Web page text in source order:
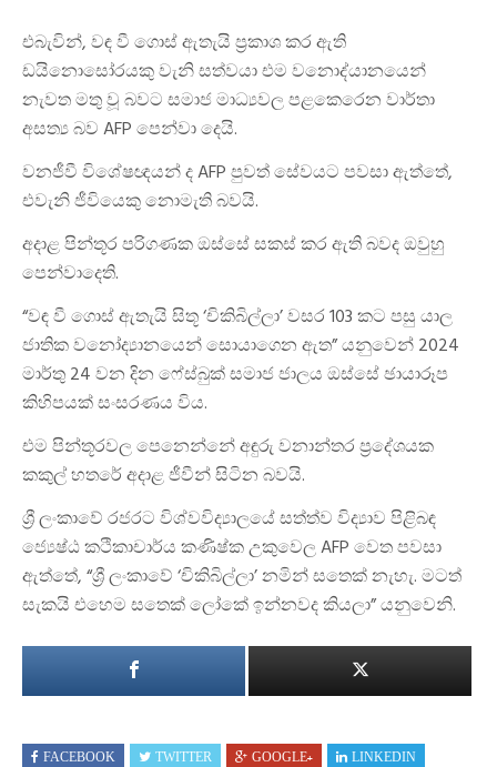
එබැවින්, වඳ වී ගොස් ඇතැයි ප්‍රකාශ කර ඇති
ඩයිනොසෝරයකු වැනි සත්වයා එම වනොද්යානයෙන්
නැවත මතු වූ බවට සමාජ මාධ්‍යවල පළකෙරෙන වාර්තා
අසත්‍ය බව AFP පෙන්වා දෙයි.
වනජීවී විශේෂඥයන් ද AFP පුවත් සේවයට පවසා ඇත්තේ,
එවැනි ජීවියෙකු නොමැති බවයි.
අදාළ පින්තූර පරිගණක ඔස්සේ සකස් කර ඇති බවද ඔවුහු
පෙන්වාදෙති.
“වඳ වී ගොස් ඇතැයි සිතූ ‘චිකිබිල්ලා’ වසර 103 කට පසු යාල
ජාතික වනෝද්‍යානයෙන් සොයාගෙන ඇත” යනුවෙන් 2024
මාර්තු 24 වන දින ෆේස්බුක් සමාජ ජාලය ඔස්සේ ඡායාරූප
කිහිපයක් සංසරණය විය.
එම පින්තූරවල පෙනෙන්නේ අඳුරු වනාන්තර ප්‍රදේශයක
කකුල් හතරේ අදාළ ජීවීන් සිටින බවයි.
ශ්‍රී ලංකාවේ රජරට විශ්වවිද්‍යාලයේ සත්ත්ව විද්‍යාව පිළිබඳ
ජ්‍යෙෂ්ඨ කථිකාචාර්ය කණිෂ්ක උකුවෙල AFP වෙත පවසා
ඇත්තේ, “ශ්‍රී ලංකාවේ ‘චිකිබිල්ලා’ නමින් සතෙක් නැහැ. මටත්
සැකයි එහෙම සතෙක් ලෝකේ ඉන්නවද කියලා” යනුවෙනි.
FACEBOOK TWITTER GOOGLE+ LINKEDIN